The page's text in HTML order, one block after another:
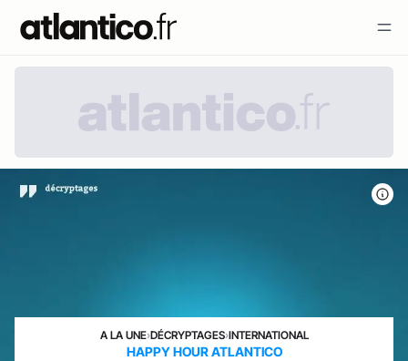
A LA UNE›DÉCRYPTAGES›INTERNATIONAL
HAPPY HOUR ATLANTICO